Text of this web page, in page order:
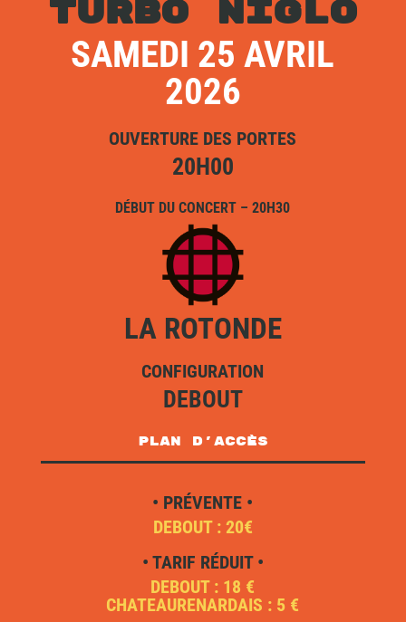
TURBO NIGLO
SAMEDI 25 AVRIL
2026
OUVERTURE DES PORTES
20H00
DÉBUT DU CONCERT – 20H30
LA ROTONDE
CONFIGURATION
DEBOUT
plan d'accès
• PRÉVENTE •
DEBOUT : 20€
• TARIF RÉDUIT •
DEBOUT : 18 €
CHATEAURENARDAIS : 5 €